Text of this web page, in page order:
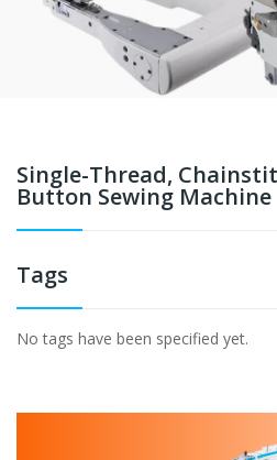
Single-Thread,
Button Sewing Machine
Tags
No tags have been specified yet.